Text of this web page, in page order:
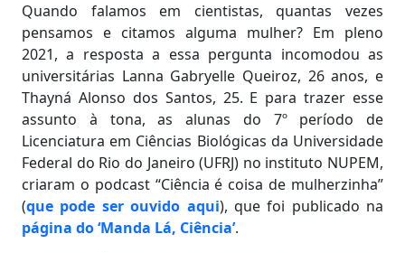
Quando falamos em cientistas, quantas vezes
pensamos e citamos alguma mulher? Em pleno
2021, a resposta a essa pergunta incomodou as
universitárias Lanna Gabryelle Queiroz, 26 anos, e
Thayná Alonso dos Santos, 25. E para trazer esse
assunto à tona, as alunas do 7º período de
Licenciatura em Ciências Biológicas da Universidade
Federal do Rio do Janeiro (UFRJ) no instituto NUPEM,
criaram o podcast “Ciência é coisa de mulherzinha”
(que pode ser ouvido aqui), que foi publicado na
página do ‘Manda Lá, Ciência’.